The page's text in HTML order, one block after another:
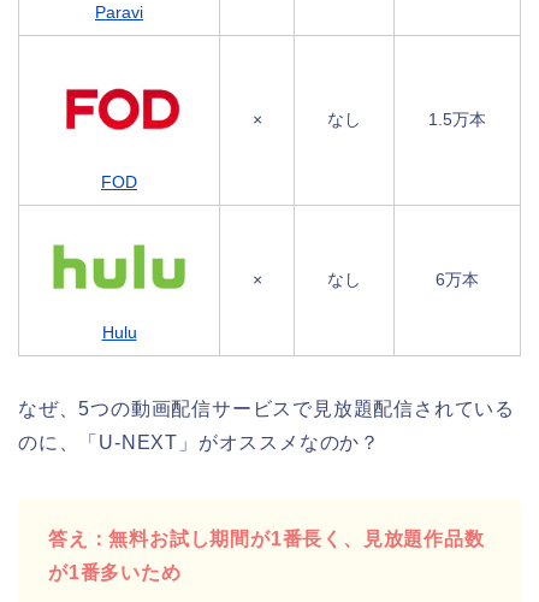
Paravi
FOD
× なし 1.5万本
Hulu
× なし 6万本
なぜ、5つの動画配信サービスで見放題配信されている
のに、「U-NEXT」がオススメなのか？
答え：無料お試し期間が1番長く、見放題作品数
が1番多いため